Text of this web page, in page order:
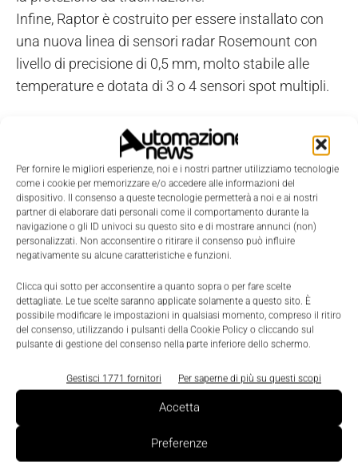
Per fornire le migliori esperienze, noi e i nostri partner utilizziamo tecnologie
come i cookie per memorizzare e/o accedere alle informazioni del
dispositivo. Il consenso a queste tecnologie permetterà a noi e ai nostri
partner di elaborare dati personali come il comportamento durante la
navigazione o gli ID univoci su questo sito e di mostrare annunci (non)
personalizzati. Non acconsentire o ritirare il consenso può influire
negativamente su alcune caratteristiche e funzioni.
Clicca qui sotto per acconsentire a quanto sopra o per fare scelte
dettagliate. Le tue scelte saranno applicate solamente a questo sito. È
possibile modificare le impostazioni in qualsiasi momento, compreso il ritiro
del consenso, utilizzando i pulsanti della Cookie Policy o cliccando sul
pulsante di gestione del consenso nella parte inferiore dello schermo.
Gestisci 1771 fornitori Per saperne di più su questi scopi
Accetta
Preferenze
Infine, Raptor è costruito per essere installato con
una nuova linea di sensori radar Rosemount con
livello di precisione di 0,5 mm, molto stabile alle
temperature e dotata di 3 o 4 sensori spot multipli.